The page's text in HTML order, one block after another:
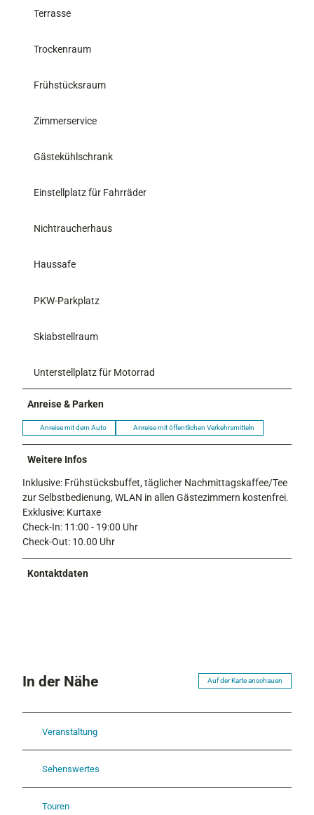
Terrasse
Trockenraum
Frühstücksraum
Zimmerservice
Gästekühlschrank
Einstellplatz für Fahrräder
Nichtraucherhaus
Haussafe
PKW-Parkplatz
Skiabstellraum
Unterstellplatz für Motorrad
Anreise & Parken
Anreise mit dem Auto Anreise mit öffentlichen Verkehrsmitteln
Weitere Infos
Inklusive: Frühstücksbuffet, täglicher Nachmittagskaffee/Tee
zur Selbstbedienung, WLAN in allen Gästezimmern kostenfrei.
Exklusive: Kurtaxe
Check-In: 11:00 - 19:00 Uhr
Check-Out: 10.00 Uhr
Kontaktdaten
In der Nähe Auf der Karte anschauen
Veranstaltung
Sehenswertes
Touren